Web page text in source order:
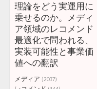
理論をどう実運用に
乗せるのか。メディ
ア領域のレコメンド
最適化で問われる、
実装可能性と事業価
値への翻訳
メディア (2037)